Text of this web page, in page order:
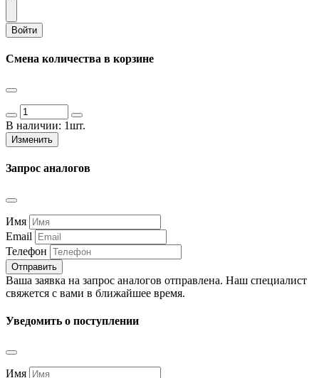
Войти
Смена количества в корзине
В наличии: 1шт.
Изменить
Запрос аналогов
Имя
Email
Телефон
Отправить
Ваша заявка на запрос аналогов отправлена. Наш специалист
свяжется с вами в ближайшее время.
Уведомить о поступлении
Имя